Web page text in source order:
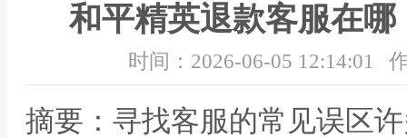
和平精英退款客服在
时间：2026-06-05 12:14:01
摘要：寻找客服的常见误区